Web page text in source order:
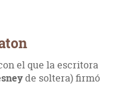
el que la escritora
de soltera) firmó